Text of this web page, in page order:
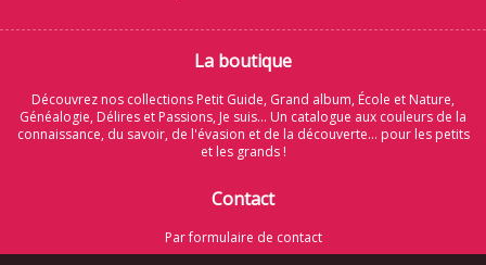
La boutique
Découvrez nos collections Petit Guide, Grand album, École et Nature,
Généalogie, Délires et Passions, Je suis... Un catalogue aux couleurs de la
connaissance, du savoir, de l'évasion et de la découverte... pour les petits
et les grands !
Contact
Par formulaire de contact